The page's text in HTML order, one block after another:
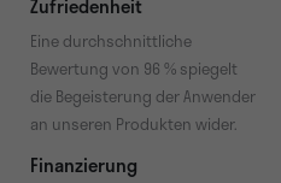
Zufriedenheit
Eine durchschnittliche
Bewertung von 96 % spiegelt
die Begeisterung der Anwender
an unseren Produkten wider.
Finanzierung